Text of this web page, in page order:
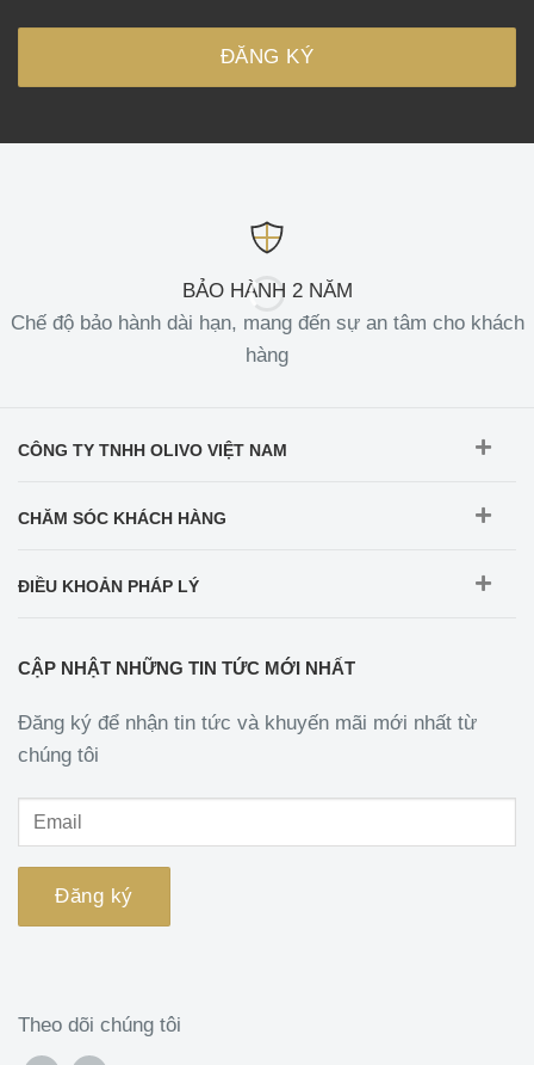
BẢO HÀNH 2 NĂM
Chế độ bảo hành dài hạn, mang đến sự an tâm cho khách
hàng
CÔNG TY TNHH OLIVO VIỆT NAM
CHĂM SÓC KHÁCH HÀNG
ĐIỀU KHOẢN PHÁP LÝ
CẬP NHẬT NHỮNG TIN TỨC MỚI NHẤT
Đăng ký để nhận tin tức và khuyến mãi mới nhất từ
chúng tôi
Theo dõi chúng tôi